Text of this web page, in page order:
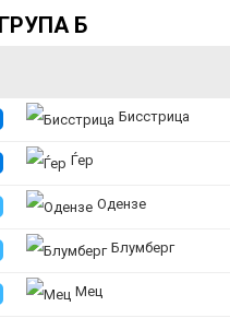
ГРУПА Б
Бисстрица
Ѓер
Одензе
Блумберг
Мец